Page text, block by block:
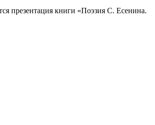
презентация книги «Поэзия С. Есенина.